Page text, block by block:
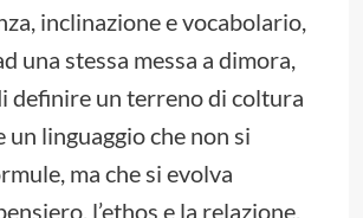
inclinazione e vocabolario,
una stessa messa a dimora,
definire un terreno di coltura
un linguaggio che non si
ma che si evolva
l’ethos e la relazione.